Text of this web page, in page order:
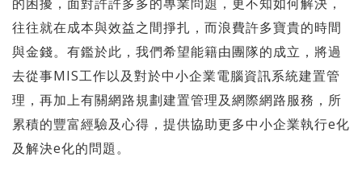
往往就在成本與效益之間掙扎，而浪費許多寶貴的時間
與金錢。有鑑於此，我們希望能籍由團隊的成立，將過
去從事MIS工作以及對於中小企業電腦資訊系統建置管
理，再加上有關網路規劃建置管理及網際網路服務，所
累積的豐富經驗及心得，提供協助更多中小企業執行e化
及解決e化的問題。